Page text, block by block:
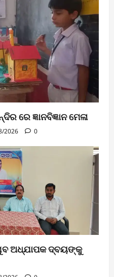
ରେ ଜ୍ଞାନବିଜ୍ଞାନ ମେଳା
2026 0
ଅଧ୍ଯାପକ ଦ୍ବୟଙ୍କୁ